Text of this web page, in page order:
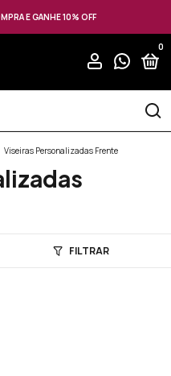
E GANHE 10% OFF
0
Viseiras Personalizadas Frente
FILTRAR